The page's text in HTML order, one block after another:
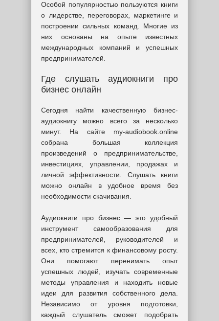
Особой популярностью пользуются книги
о лидерстве, переговорах, маркетинге и
построении сильных команд. Многие из
них основаны на опыте известных
международных компаний и успешных
предпринимателей.
Где слушать аудиокниги про
бизнес онлайн
Сегодня найти качественную бизнес-
аудиокнигу можно всего за несколько
минут. На сайте my-audiobook.online
собрана большая коллекция
произведений о предпринимательстве,
инвестициях, управлении, продажах и
личной эффективности. Слушать книги
можно онлайн в удобное время без
необходимости скачивания.
Аудиокниги про бизнес — это удобный
инструмент самообразования для
предпринимателей, руководителей и
всех, кто стремится к финансовому росту.
Они помогают перенимать опыт
успешных людей, изучать современные
методы управления и находить новые
идеи для развития собственного дела.
Независимо от уровня подготовки,
каждый слушатель сможет подобрать